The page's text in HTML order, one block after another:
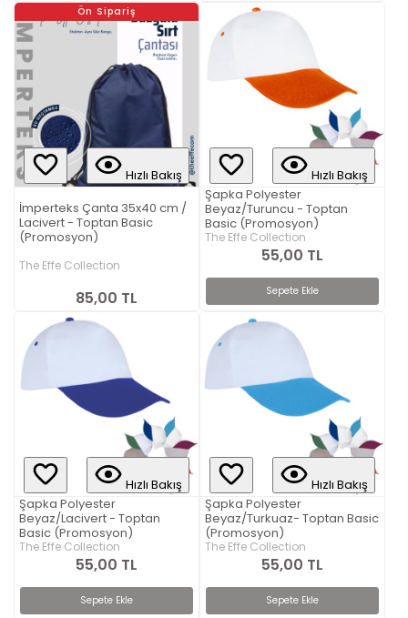
Ön Sipariş
Hızlı Bakış
İmperteks Çanta 35x40 cm /
Lacivert - Toptan Basic
(Promosyon)
The Effe Collection
85,00 TL
Hızlı Bakış
Şapka Polyester
Beyaz/Turuncu - Toptan
Basic (Promosyon)
The Effe Collection
55,00 TL
Sepete Ekle
Hızlı Bakış
Şapka Polyester
Beyaz/Lacivert - Toptan
Basic (Promosyon)
The Effe Collection
55,00 TL
Sepete Ekle
Hızlı Bakış
Şapka Polyester
Beyaz/Turkuaz- Toptan Basic
(Promosyon)
The Effe Collection
55,00 TL
Sepete Ekle